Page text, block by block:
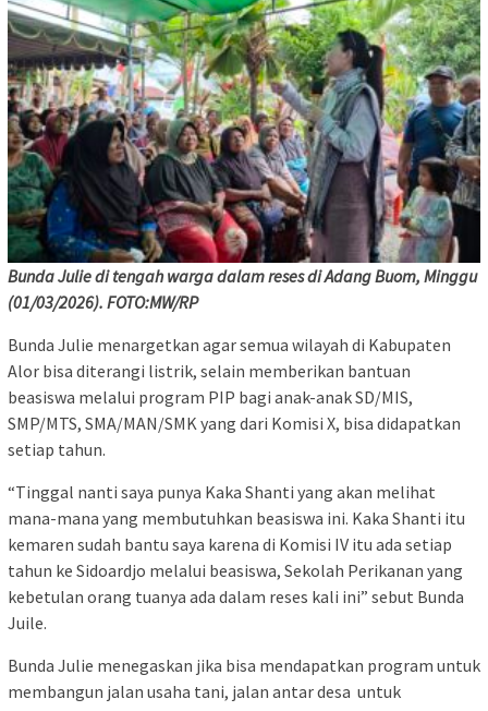
Bunda Julie di tengah warga dalam reses di Adang Buom, Minggu
(01/03/2026). FOTO:MW/RP
Bunda Julie menargetkan agar semua wilayah di Kabupaten
Alor bisa diterangi listrik, selain memberikan bantuan
beasiswa melalui program PIP bagi anak-anak SD/MIS,
SMP/MTS, SMA/MAN/SMK yang dari Komisi X, bisa didapatkan
setiap tahun.
“Tinggal nanti saya punya Kaka Shanti yang akan melihat
mana-mana yang membutuhkan beasiswa ini. Kaka Shanti itu
kemaren sudah bantu saya karena di Komisi IV itu ada setiap
tahun ke Sidoardjo melalui beasiswa, Sekolah Perikanan yang
kebetulan orang tuanya ada dalam reses kali ini” sebut Bunda
Juile.
Bunda Julie menegaskan jika bisa mendapatkan program untuk
membangun jalan usaha tani, jalan antar desa untuk